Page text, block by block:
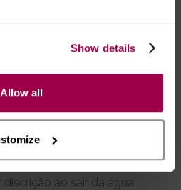
Show details
Allow all
e durabilidade;
alto impacto para um visual
e firme que acompanha o
os movimentos;
XXL com inserto
para um aspeto mais
ao sair da água;